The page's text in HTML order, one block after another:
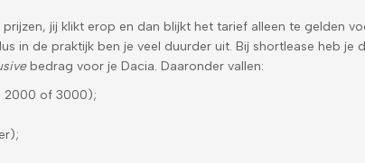
jij klikt erop en dan blijkt het tarief alleen te gelden
in de praktijk ben je veel duurder uit. Bij shortlease heb je
bedrag voor je Dacia. Daaronder vallen:
2000 of 3000);